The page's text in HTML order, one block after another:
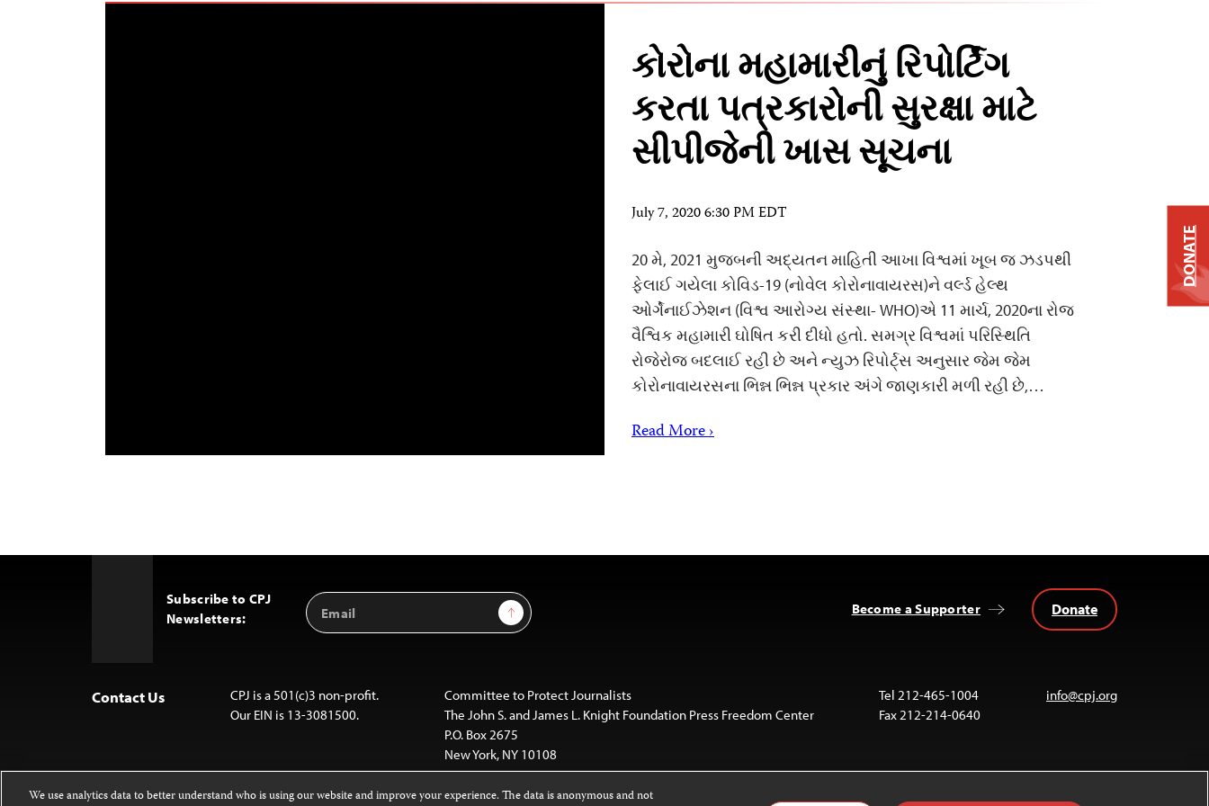
કોરોના મહામારીનું રિપોર્ટિંગ
કરતા પત્રકારોની સુરક્ષા માટે
સીપીજેની ખાસ સૂચના
July 7, 2020 6:30 PM EDT
20 મે, 2021 મુજબની અદ્યતન માહિતી આખા વિશ્વમાં ખૂબ જ ઝડપથી
ફેલાઈ ગયેલા કોવિડ-19 (નોવેલ કોરોનાવાયરસ)ને વર્લ્ડ હેલ્થ
ઓર્ગેનાઈઝેશન (વિશ્વ આરોગ્ય સંસ્થા- WHO)એ 11 માર્ચ, 2020ના રોજ
વૈશ્વિક મહામારી ઘોષિત કરી દીધો હતો. સમગ્ર વિશ્વમાં પરિસ્થિતિ
રોજેરોજ બદલાઈ રહી છે અને ન્યુઝ રિપોર્ટ્સ અનુસાર જેમ જેમ
કોરોનાવાયરસના ભિન્ન ભિન્ન પ્રકાર અંગે જાણકારી મળી રહી છે,…
Read More ›
Subscribe to CPJ
Newsletters:
Email
Address
Sign Up Become a Supporter Donate
Contact Us
CPJ is a 501(c)3 non-profit.
Our EIN is 13-3081500.
Committee to Protect Journalists
The John S. and James L. Knight Foundation Press Freedom Center
P.O. Box 2675
New York, NY 10108
Tel 212-465-1004
Fax 212-214-0640
info@cpj.org
DONATE
We use analytics data to better understand who is using our website and improve your experience. The data is anonymous and not